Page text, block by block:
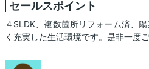
セールスポイント
４SLDK、複数箇所リフォーム済、
く充実した生活環境です。是非一度